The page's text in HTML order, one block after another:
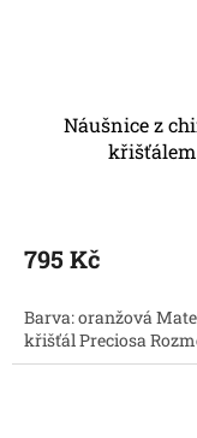
Náušnice z
křišťálem
795 Kč
Barva: oranžová
křišťál Preciosa